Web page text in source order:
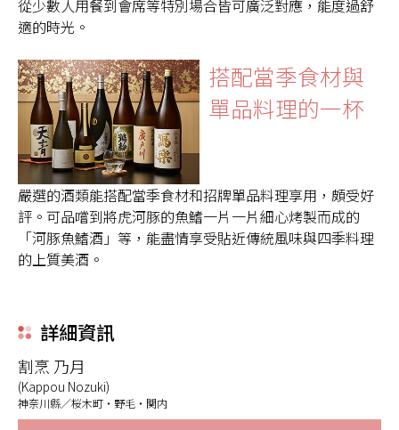
從少數人用餐到會席等特別場合皆可廣泛對應，能度過舒
適的時光。
搭配當季食材與
單品料理的一杯
嚴選的酒類能搭配當季食材和招牌單品料理享用，頗受好
評。可品嚐到將虎河豚的魚鰭一片一片細心烤製而成的
「河豚魚鰭酒」等，能盡情享受貼近傳統風味與四季料理
的上質美酒。
詳細資訊
割烹 乃月
(Kappou Nozuki)
神奈川縣／桜木町・野毛・関内